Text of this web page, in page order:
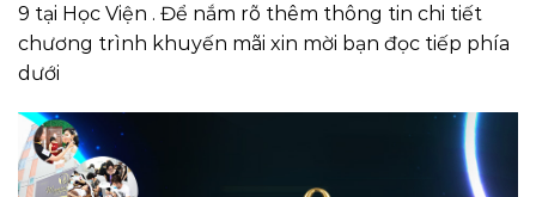
9 tại Học Viện . Để nắm rõ thêm thông tin chi tiết
chương trình khuyến mãi xin mời bạn đọc tiếp phía
dưới